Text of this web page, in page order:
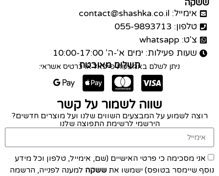
ששקה
אימייל: contact@shashka.co.il
טלפון: 055-9893713
צ'ט: whatsapp
שעות פעילות: ימים א'-ה' 10:00-17:00
תשלום מאובטח
ניתן לשלם באמצעות פייפאל או כרטיס אשראי:
שווה לשמור על קשר
רוצה לשמוע על המבצעים השווים שלנו ועל מוצרים חדשים?
הירשמי לרשימת התפוצה שלנו
אני מסכימה כי פרטי האישיים (שם, אימייל, טלפון וכל מידע
נוסף שיימסר בטופס) ישמשו את ששקה למענה לפנייה, הרשמה